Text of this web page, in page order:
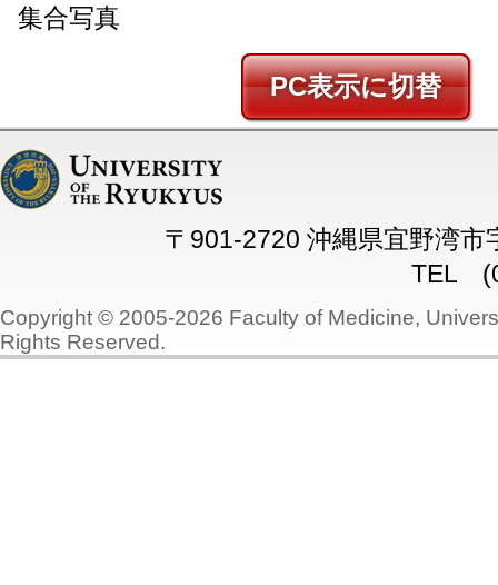
集合写真
PC
〒901-2720 沖縄県宜野湾市
TEL
Copyright © 2005-2026 Faculty of Medicine,
Rights Reserved.